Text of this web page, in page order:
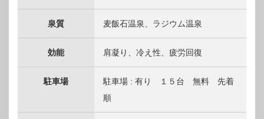
泉質 麦飯石温泉、ラジウム温泉
効能 肩凝り、冷え性、疲労回復
駐車場
駐車場 : 有り １５台 無料 先着
順